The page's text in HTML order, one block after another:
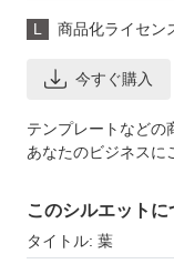
L 商品化ライセン
今すぐ購入
テンプレートなどの
あなたのビジネスに
このシルエットに
タイトル: 葉